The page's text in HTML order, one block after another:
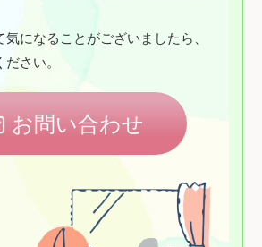
になることがございましたら、
さい。
お問い合わせ